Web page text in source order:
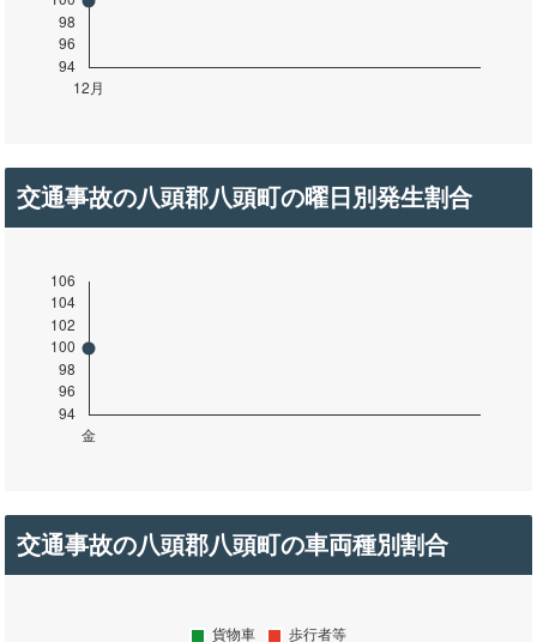
交通事故の八頭郡八頭町の曜日別発生割合
交通事故の八頭郡八頭町の車両種別割合